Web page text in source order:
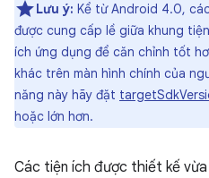
Lưu ý: Kể từ Android 4.0,
được cung cấp lề giữa khung
ích ứng dụng để căn chỉnh tốt
khác trên màn hình chính của
năng này hãy đặt
hoặc lớn hơn.
Các tiện ích được thiết kế